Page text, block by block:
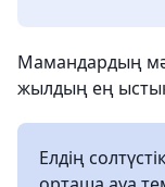
Мамандардың
жылдың ең
Елдің